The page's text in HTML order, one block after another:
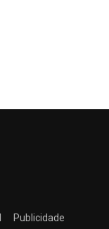
Publicidade